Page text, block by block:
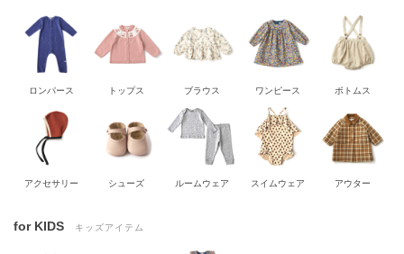
ロンパース トップス ブラウス ワンピース ボトムス
アクセサリー シューズ ルームウェア スイムウェア アウター
for KIDS キッズアイテム